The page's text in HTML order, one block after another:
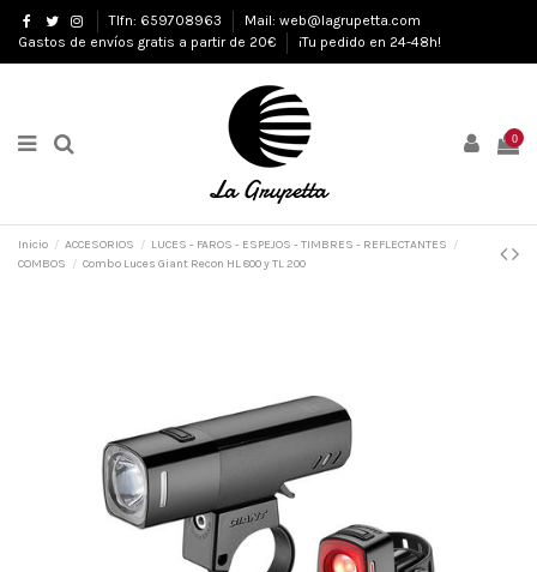
Tlfn: 659708963
Mail: web@lagrupetta.com
Gastos de envíos gratis a partir de 20€
¡Tu pedido en 24-48h!
0
Inicio ACCESORIOS
LUCES - FAROS - ESPEJOS - TIMBRES - REFLECTANTES
COMBOS
Combo Luces Giant Recon HL 800 y TL 200